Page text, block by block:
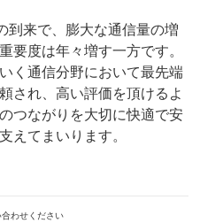
到来で、膨大な通信量の増
要度は年々増す一方です。
く通信分野において最先端
され、高い評価を頂けるよ
つながりを大切に快適で安
えてまいります。
わせください